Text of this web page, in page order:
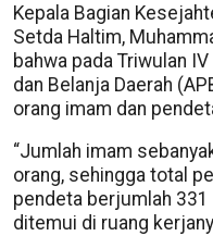
Kepala Bagian
Setda Haltim,
bahwa pada Triwulan
dan Belanja Daerah
orang imam dan
“Jumlah imam
orang, sehingga total
pendeta berjumlah 331
ditemui di ruang